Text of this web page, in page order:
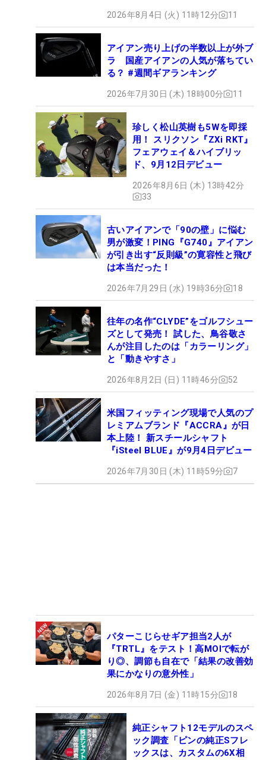
2026年8月4日 (火) 11時12分 11
アイアン売り上げの半数以上が外ブ
ラ 国産アイアンの人気が落ちてい
る？ #週間ギアランキング
2026年7月30日 (木) 18時00分 11
珍しく松山英樹も5Wを即採
用！ スリクソン『ZXi RKT』
フェアウェイ＆ハイブリッ
ド、9月12日デビュー
2026年8月6日 (木) 13時42分
33
古いアイアンで「90の壁」に悩む
男が激変！PING『G740』アイアン
が引き出す“反則級”の寛容性と飛び
は本当だった！
2026年7月29日 (水) 19時36分 18
往年の名作“CLYDE”をゴルフシュー
ズとして発売！ 試した、鳥谷敬さ
んが注目したのは「カラーリング」
と「動きやすさ」
2026年8月2日 (日) 11時46分 52
米国フィッティング現場で人気のプ
レミアムブランド『ACCRA』が日
本上陸！ 新スチールシャフト
『iSteel BLUE』が9月4日デビュー
2026年7月30日 (木) 11時59分 7
パターこじらせギア担当2人が
『TRTL』をテスト！高MOIで転が
り◎、調節も自在で「結果の改善効
果にかなりの意外性」
2026年8月7日 (金) 11時15分 18
純正シャフト12モデルのスペ
ック調査「ピンの純正Sフレ
ックスは、カスタムの6X相